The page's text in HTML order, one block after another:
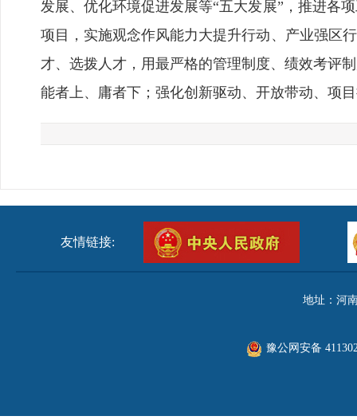
发展、优化环境促进发展等“五大发展”，推进各
项目，实施观念作风能力大提升行动、产业强区
才、选拨人才，用最严格的管理制度、绩效考评
能者上、庸者下；强化创新驱动、开放带动、项
友情链接:
地址：河
豫公网安备